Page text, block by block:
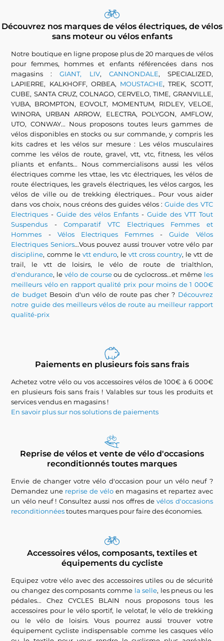
Découvrez nos marques de vélos électriques, de vélos
sans moteur ou vélos enfants
Notre boutique en ligne propose plus de 20 marques de vélos
pour femmes, hommes et enfants référencées dans nos
magasins :GIANT, LIV, CANNONDALE, SPECIALIZED,
LAPIERRE, KALKHOFF, ORBEA, MOUSTACHE, TREK, SCOTT,
CUBE, SANTA CRUZ, COLNAGO, CERVELO, TIME, GRANVILLE,
YUBA, BROMPTON, EOVOLT, MOMENTUM, RIDLEY, VELOE,
WINORA, URBAN ARROW, ELECTRA, POLYGON, AMFLOW,
UTO, CONWAY... Nous proposons toutes leurs gammes de
vélos disponibles en stocks ou sur commande, y compris les
kits cadres et les vélos sur mesure : Les vélos musculaires
comme les vélos de route, gravel, vtt, vtc, fitness, les vélos
pliants et enfants... Nous commercialisons aussi les vélos
électriques comme les vttae, les vtc électriques, les vélos de
route électriques, les gravels électriques, les vélos cargos, les
vélos de ville ou de trekking électriques... Pour vous aider
dans vos choix, nous créons des guides vélos :Guide des VTC
Electriques -Guide des vélos Enfants - Guide des VTT Tout
Suspendus -Comparatif VTC Electriques Femmes et
Hommes - Vélos Electriques Femmes -Guide Vélos
Electriques Seniors...Vous pouvez aussi trouver votre vélo par
discipline, comme le vtt enduro, levtt cross country, le vtt de
trail, le vtt de loisirs, le vélo de route de trialthlon,
d'endurance, levélo de courseou de cyclocross...et même les
meilleurs vélo en rapport qualité prix pour moins de 1 000€
de budgetBesoin d'un vélo de route pas cher ? Découvrez
notre guide des meilleurs vélos de route au meilleur rapport
qualité-prix
Paiements en plusieurs fois sans frais
Achetez votre vélo ou vos accessoires vélos de 100€ à 6 000€
en plusieurs fois sans frais ! Valables sur tous les produits et
services vendus en magasins !
En savoir plus sur nos solutions de paiements
Reprise de vélos et vente de vélo d'occasions
reconditionnés toutes marques
Envie de changer votre vélo d'occasion pour un vélo neuf ?
Demandez une reprise de vélo en magasins et repartez avec
un vélo neuf ! Consultez aussi nos offres devélos d'occasions
reconditionnéestoutes marques pour faire des économies.
Accessoires vélos, composants, textiles et
équipements du cycliste
Equipez votre vélo avec des accessoires utiles ou de sécurité
ou changez des composants comme la selle, les pneus ou les
pédales... Chez CYCLES BLAIN nous proposons tous les
accessoires pour le vélo sportif, le velotaf, le vélo de trekking
ou le vélo de loisirs. Vous pourrez aussi trouver votre
équipement cycliste indispensable comme les casques vélo